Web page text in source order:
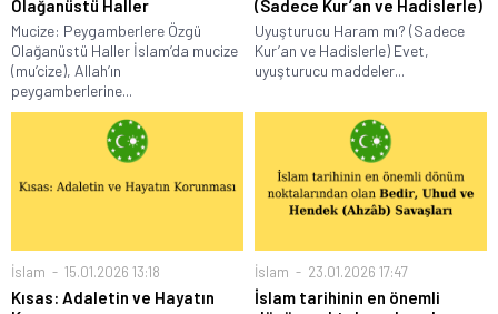
Olağanüstü Haller
Mucize: Peygamberlere Özgü
Olağanüstü Haller İslam’da mucize
(mu’cize), Allah’ın
peygamberlerine...
(Sadece Kur’an ve Hadislerle)
Uyuşturucu Haram mı? (Sadece
Kur’an ve Hadislerle) Evet,
uyuşturucu maddeler...
İslam 15.01.2026 13:18
Kısas: Adaletin ve Hayatın
İslam 23.01.2026 17:47
İslam tarihinin en önemli